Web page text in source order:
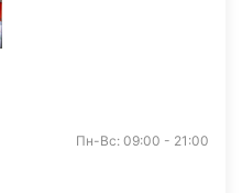
Пн-Вс: 09:00 - 21:00